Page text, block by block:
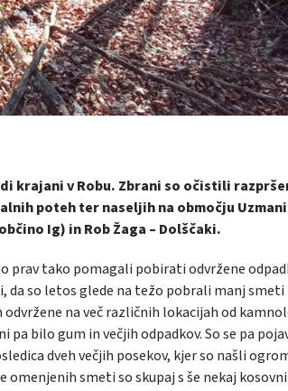
krajani v Robu. Zbrani so očistili
poteh ter naseljih na območju Uzmani
Ig) in Rob Žaga – Dolščaki.
prav tako pomagali pobirati odvržene
da so letos glede na težo pobrali manj
na več različnih lokacijah od
bilo gum in večjih odpadkov. So se pa
dveh večjih posekov, kjer so našli
smeti so skupaj s še nekaj